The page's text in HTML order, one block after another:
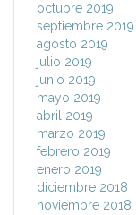
octubre 2019
septiembre 2019
agosto 2019
julio 2019
junio 2019
mayo 2019
abril 2019
marzo 2019
febrero 2019
enero 2019
diciembre 2018
noviembre 2018